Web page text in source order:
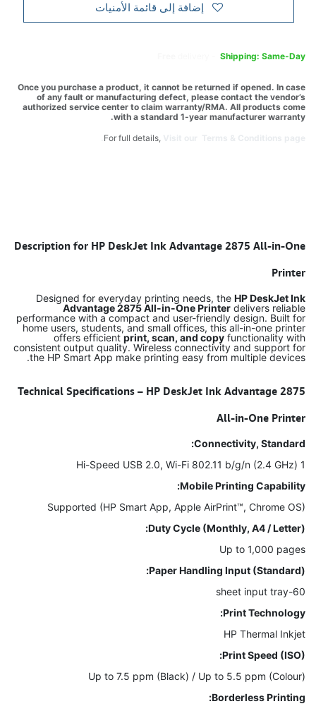
إضافة إلى قائمة الأمنيات
delivery - Shipping: Same-Day
Once you purchase a product, it cannot be returned if opened. In case
of any fault or manufacturing defect, please contact the vendor’s
authorized service center to claim warranty/RMA. All products come
with a standard 1-year manufacturer warranty.
For full details,
Description for HP DeskJet Ink Advantage 2875 All-in-One
Printer
Designed for everyday printing needs, theHP DeskJet Ink
Advantage 2875 All-in-One Printerdelivers reliable
performance with a compact and user-friendly design. Built for
home users, students, and small offices, this all-in-one printer
offers efficientprint, scan, and copyfunctionality with
consistent output quality. Wireless connectivity and support for
the HP Smart App make printing easy from multiple devices.
Technical Specifications – HP DeskJet Ink Advantage 2875
All-in-One Printer
Connectivity, Standard:
Mobile Printing Capability:
Supported (HP Smart App, Apple AirPrint™, Chrome OS)
Duty Cycle (Monthly, A4 / Letter):
Up to 1,000 pages
Paper Handling Input (Standard):
60-sheet input tray
Print Technology:
HP Thermal Inkjet
Print Speed (ISO):
Up to 7.5 ppm (Black) / Up to 5.5 ppm (Colour)
Borderless Printing: